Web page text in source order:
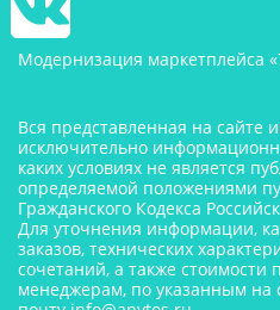
Модернизация маркетплейса
Вся представленная на сайте
исключительно
каких условиях не является
определяемой положениями
Гражданского Кодекса
Для уточнения информации,
заказов, технических
сочетаний, а также стоимости
менеджерам, по указанным на